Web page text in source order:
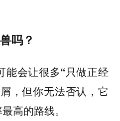
吗？
能会让很多“只做正经
，但你无法否认，它
高的路线。